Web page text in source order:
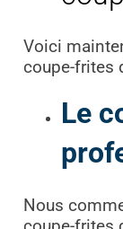
Voici
coupe-frites
Le
Nous